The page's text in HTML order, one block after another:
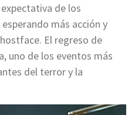
de los
más acción y
El regreso de
uno de los eventos más
del terror y la